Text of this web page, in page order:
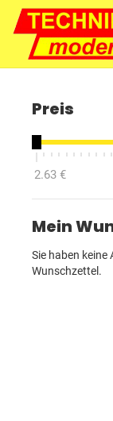
Preis
2.63 €
Mein
Sie haben
Wunschzettel.